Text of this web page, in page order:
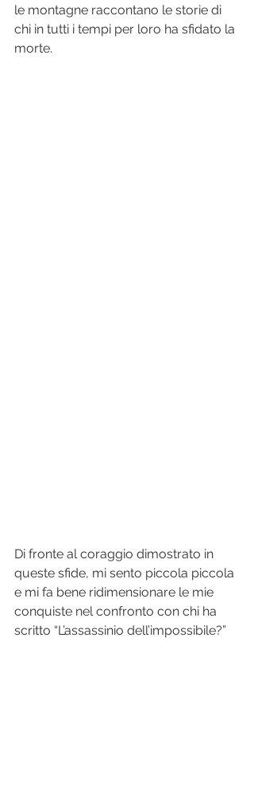
le montagne raccontano le storie di
chi in tutti i tempi per loro ha sfidato la
morte.
Di fronte al coraggio dimostrato in
queste sfide, mi sento piccola piccola
e mi fa bene ridimensionare le mie
conquiste nel confronto con chi ha
scritto “L’assassinio dell’impossibile?”